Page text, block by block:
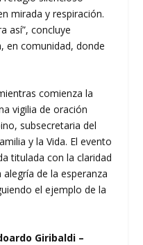
mirada y respiración.
así”, concluye
en comunidad, donde
comienza la
vigilia de oración
subsecretaria del
y la Vida. El evento
titulada con la claridad
de la esperanza
el ejemplo de la
Giribaldi –